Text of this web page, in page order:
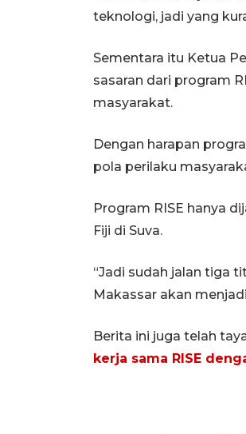
teknologi, jadi yang
Sementara itu Ketua
sasaran dari program
masyarakat.
Dengan harapan
pola perilaku
Program RISE hanya
Fiji di Suva.
“Jadi sudah jalan tiga
Makassar akan
Berita ini juga telah
kerja sama RISE